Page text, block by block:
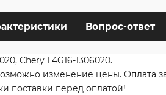
Вопрос-ответ
Chery E4G16-1306020.
изменение цены. Оплата
поставки перед оплатой!